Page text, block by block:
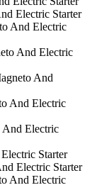
Electric Starter
And Electric
And Electric
And
And Electric
And Electric
Starter
Electric Starter
And Electric